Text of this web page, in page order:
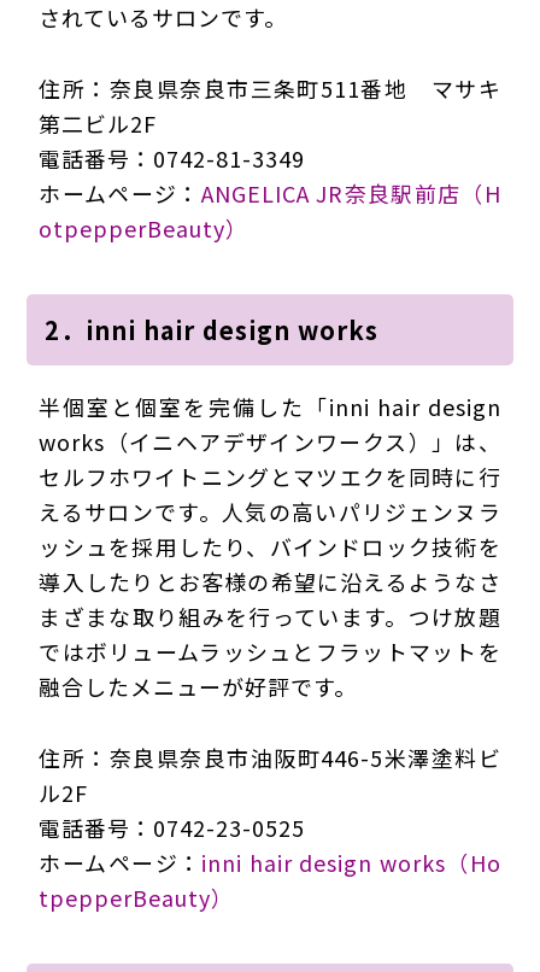
されているサロンです。
住所：奈良県奈良市三条町511番地 マサキ
第二ビル2F
電話番号：0742-81-3349
ホームページ： ANGELICA JR奈良駅前店（H
otpepperBeauty）
2．inni hair design works
半個室と個室を完備した「inni hair design
works（イニヘアデザインワークス）」は、
セルフホワイトニングとマツエクを同時に行
えるサロンです。人気の高いパリジェンヌラ
ッシュを採用したり、バインドロック技術を
導入したりとお客様の希望に沿えるようなさ
まざまな取り組みを行っています。つけ放題
ではボリュームラッシュとフラットマットを
融合したメニューが好評です。
住所：奈良県奈良市油阪町446-5米澤塗料ビ
ル2F
電話番号：0742-23-0525
ホームページ： inni hair design works（Ho
tpepperBeauty）